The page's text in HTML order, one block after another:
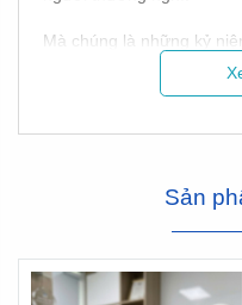
Mà chúng là những kỷ
giản, chứ không phải là
Sản